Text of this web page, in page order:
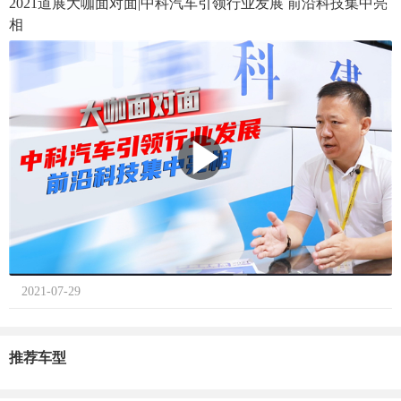
2021道展大咖面对面|中科汽车引领行业发展 前沿科技集中亮
相
2021-07-29
推荐车型